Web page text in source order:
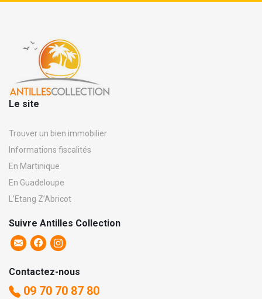
Le site
Trouver un bien immobilier
Informations fiscalités
En Martinique
En Guadeloupe
L’Etang Z’Abricot
Suivre Antilles Collection
Contactez-nous
09 70 70 87 80